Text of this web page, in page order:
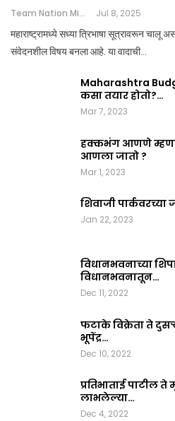
Team Nation Mic Jul 8, 2025
महाराष्ट्रामध्ये सध्या त्रिभाषा सूत्रावरून चालू
संवेदनशील विषय बनला आहे. या वादाची…
Maharashtra
कसा तयार होतो?…
Mar 7, 2023
हक्कभंग आणणे
आणला जातो ?
Mar 1, 2023
शिवाजी पार्कवरच्या
Jan 22, 2023
विधानभवनाच्या
विधानभवनातून…
Dec 11, 2022
फटाके विक्रेता ते
भूपेंद्र…
Dec 10, 2022
प्रतिभाताई पाटील ते
लाभलेल्या…
Dec 4, 2022